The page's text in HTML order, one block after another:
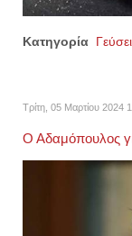
Κατηγορία
Τρίτη, 05 Μαρτίου 2024
Ο Αδαμόπουλος